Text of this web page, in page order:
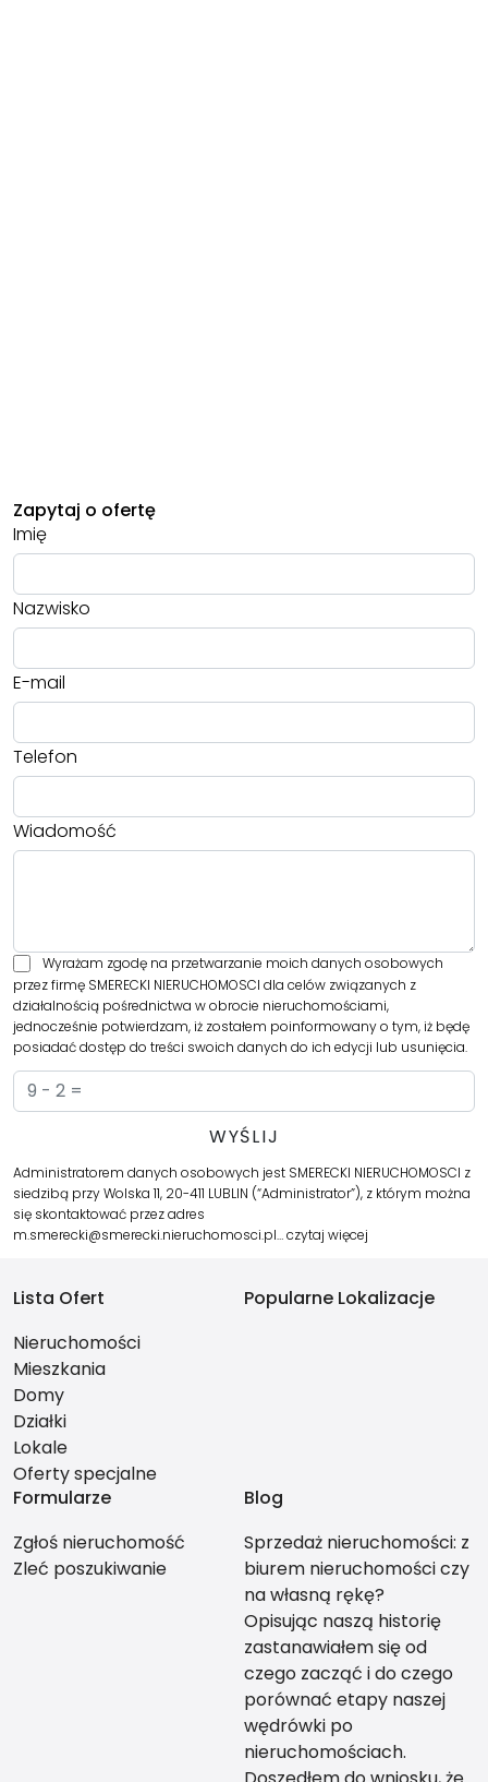
Zapytaj o ofertę
Imię
Nazwisko
E-mail
Telefon
Wiadomość
Wyrażam zgodę na przetwarzanie moich danych osobowych
przez firmę SMERECKI NIERUCHOMOSCI dla celów związanych z
działalnością pośrednictwa w obrocie nieruchomościami,
jednocześnie potwierdzam, iż zostałem poinformowany o tym, iż będę
posiadać dostęp do treści swoich danych do ich edycji lub usunięcia.
Administratorem danych osobowych jest SMERECKI NIERUCHOMOSCI z
siedzibą przy Wolska 11, 20-411 LUBLIN (“Administrator”), z którym można
się skontaktować przez adres
m.smerecki@smerecki.nieruchomosci.pl…czytaj więcej
Lista Ofert
Nieruchomości
Mieszkania
Domy
Działki
Lokale
Oferty specjalne
Popularne Lokalizacje
Formularze
Zgłoś nieruchomość
Zleć poszukiwanie
Blog
Sprzedaż nieruchomości: z
biurem nieruchomości czy
na własną rękę?
Opisując naszą historię
zastanawiałem się od
czego zacząć i do czego
porównać etapy naszej
wędrówki po
nieruchomościach.